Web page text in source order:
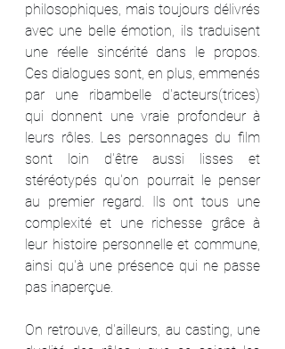
philosophiques, mais toujours délivrés
avec une belle émotion, ils traduisent
une réelle sincérité dans le propos.
Ces dialogues sont, en plus, emmenés
par une ribambelle d'acteurs(trices)
qui donnent une vraie profondeur à
leurs rôles. Les personnages du film
sont loin d'être aussi lisses et
stéréotypés qu'on pourrait le penser
au premier regard. Ils ont tous une
complexité et une richesse grâce à
leur histoire personnelle et commune,
ainsi qu'à une présence qui ne passe
pas inaperçue.
On retrouve, d'ailleurs, au casting, une